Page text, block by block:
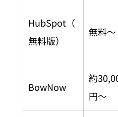
HubSpot（
無料版）
無料〜
BowNow
約
円〜